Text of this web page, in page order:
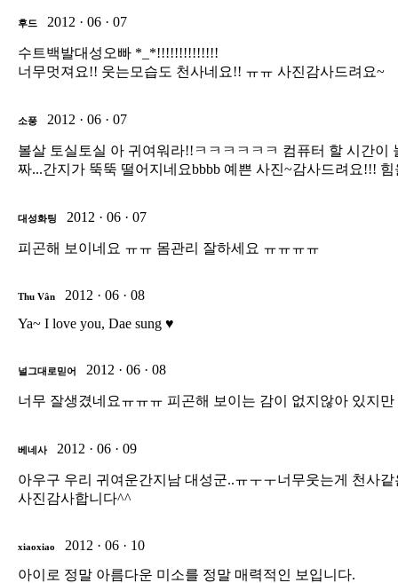
후드 2012 · 06 · 07
수트백발대성오빠 *_*!!!!!!!!!!!!!!
너무멋져요!! 웃는모습도 천사네요!! ㅠㅠ 사진감사드려요~
소풍 2012 · 06 · 07
볼살 토실토실 아 귀여워라!!ㅋㅋㅋㅋㅋㅋ 컴퓨터 할 시간이
짜...간지가 뚝뚝 떨어지네요bbbb 예쁜 사진~감사드려요!!!
대성화팅 2012 · 06 · 07
피곤해 보이네요 ㅠㅠ 몸관리 잘하세요 ㅠㅠㅠㅠ
Thu Vân
2012 · 06 · 08
Ya~ I love you, Dae sung ♥
널그대로믿어 2012 · 06 · 08
너무 잘생겼네요ㅠㅠㅠ 피곤해 보이는 감이 없지않아 있지
베네사 2012 · 06 · 09
아우구 우리 귀여운간지남 대성군..ㅠㅜㅜ너무웃는게 천사
사진감사합니다^^
xiaoxiao
2012 · 06 · 10
아이로 정말 아름다운 미소를 정말 매력적인 보입니다.